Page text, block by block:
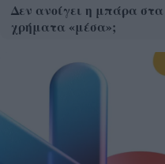
Δεν ανοίγει η μπάρα στα
χρήματα «μέσα»;